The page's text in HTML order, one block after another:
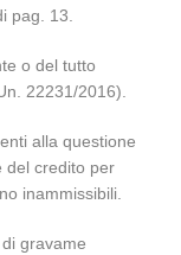
pag. 13.
o del tutto
22231/2016).
alla questione
del credito per
inammissibili.
gravame